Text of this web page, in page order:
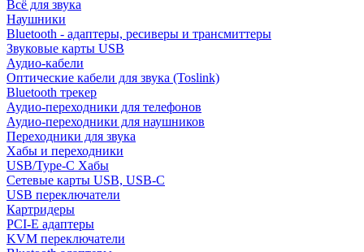
Всё для звука
Наушники
Bluetooth - адаптеры, ресиверы и трансмиттеры
Звуковые карты USB
Аудио-кабели
Оптические кабели для звука (Toslink)
Bluetooth трекер
Аудио-переходники для телефонов
Аудио-переходники для наушников
Переходники для звука
Хабы и переходники
USB/Type-C Хабы
Сетевые карты USB, USB-C
USB переключатели
Картридеры
PCI-E адаптеры
KVM переключатели